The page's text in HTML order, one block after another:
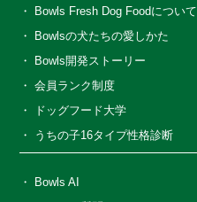
Bowls Fresh Dog Foodについて
Bowlsの犬たちの愛しかた
Bowls開発ストーリー
会員ランク制度
ドッグフード大学
うちの子16タイプ性格診断
Bowls AI